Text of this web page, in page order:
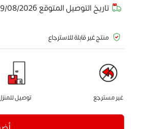
تاريخ التوصيل المتوقع08/2026
منتج غير قابلة للاسترجاع
غير مسترجع توصيل